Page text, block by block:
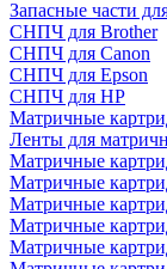
Запасные части
СНПЧ для Brother
СНПЧ для Canon
СНПЧ для Epson
СНПЧ для HP
Матричные
Ленты для
Матричные
Матричные
Матричные
Матричные
Матричные